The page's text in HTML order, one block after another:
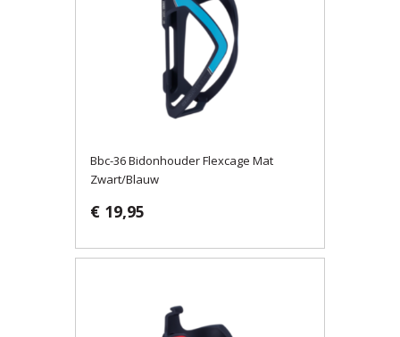
Bbc-36 Bidonhouder Flexcage Mat
Zwart/Blauw
€ 19,95